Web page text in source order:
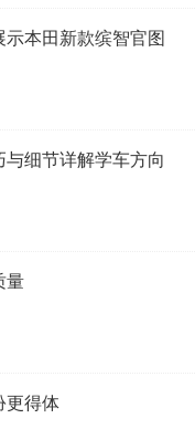
本田新款缤智官图
细节详解学车方向
量
更得体